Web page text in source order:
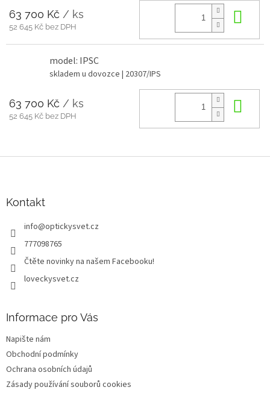
63 700 Kč / ks
52 645 Kč bez DPH
model: IPSC
skladem u dovozce | 20307/IPS
63 700 Kč / ks
52 645 Kč bez DPH
Kontakt
info@optickysvet.cz
777098765
Čtěte novinky na našem Facebooku!
loveckysvet.cz
Informace pro Vás
Napište nám
Obchodní podmínky
Ochrana osobních údajů
Zásady používání souborů cookies